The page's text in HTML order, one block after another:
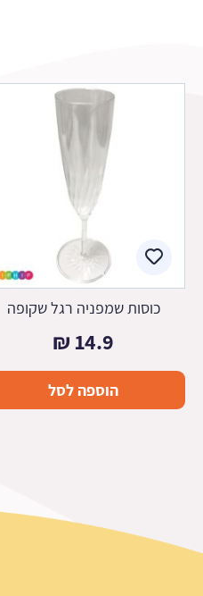
כוסות שמפניה רגל שקופה
14.9
₪
הוספה לסל